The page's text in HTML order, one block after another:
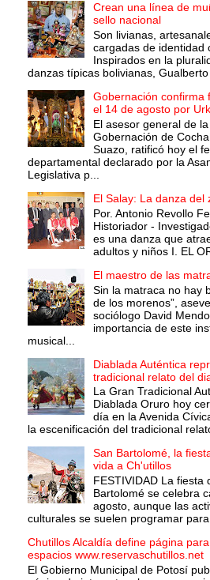
Crean una línea de
sello nacional
Son livianas,
cargadas de identidad
Inspirados en la
danzas típicas bolivianas, Gualberto
Gobernación confirma
el 14 de agosto por
El asesor general de la
Gobernación de
Suazo, ratificó hoy el
departamental declarado por la
Legislativa p...
El Salay: La danza del
Por. Antonio Revollo
Historiador -
es una danza que
adultos y niños I. EL
El maestro de las
Sin la matraca no hay
de los morenos”,
sociólogo David
importancia de este
musical...
Diablada Auténtica
tradicional relato del
La Gran Tradicional
Diablada Oruro hoy
día en la Avenida
la escenificación del tradicional
San Bartolomé, la
vida a Ch'utillos
FESTIVIDAD La fiesta
Bartolomé se celebra
agosto, aunque las
culturales se suelen programar para
Chutillos Alcaldía define página
espacios www.reservaschutillos.net
El Gobierno Municipal de Potosí